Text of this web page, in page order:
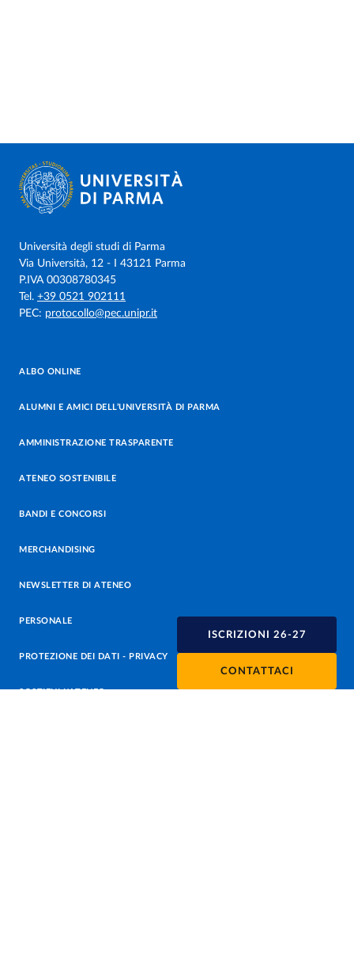
ISCRIZIONI 26-27
CONTATTACI
Università degli studi di Parma
Via Università, 12 - I 43121 Parma
P.IVA 00308780345
Tel. +39 0521 902111
PEC: protocollo@pec.unipr.it
ALBO ONLINE
ALUMNI E AMICI DELL’UNIVERSITÀ DI PARMA
AMMINISTRAZIONE TRASPARENTE
ATENEO SOSTENIBILE
BANDI E CONCORSI
MERCHANDISING
NEWSLETTER DI ATENEO
PERSONALE
PROTEZIONE DEI DATI - PRIVACY
SOSTIENI L'ATENEO